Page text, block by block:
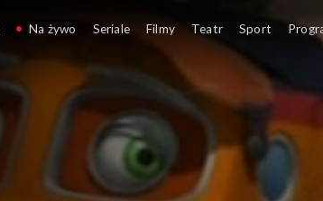
Na żywo Seriale Filmy Teatr Sport